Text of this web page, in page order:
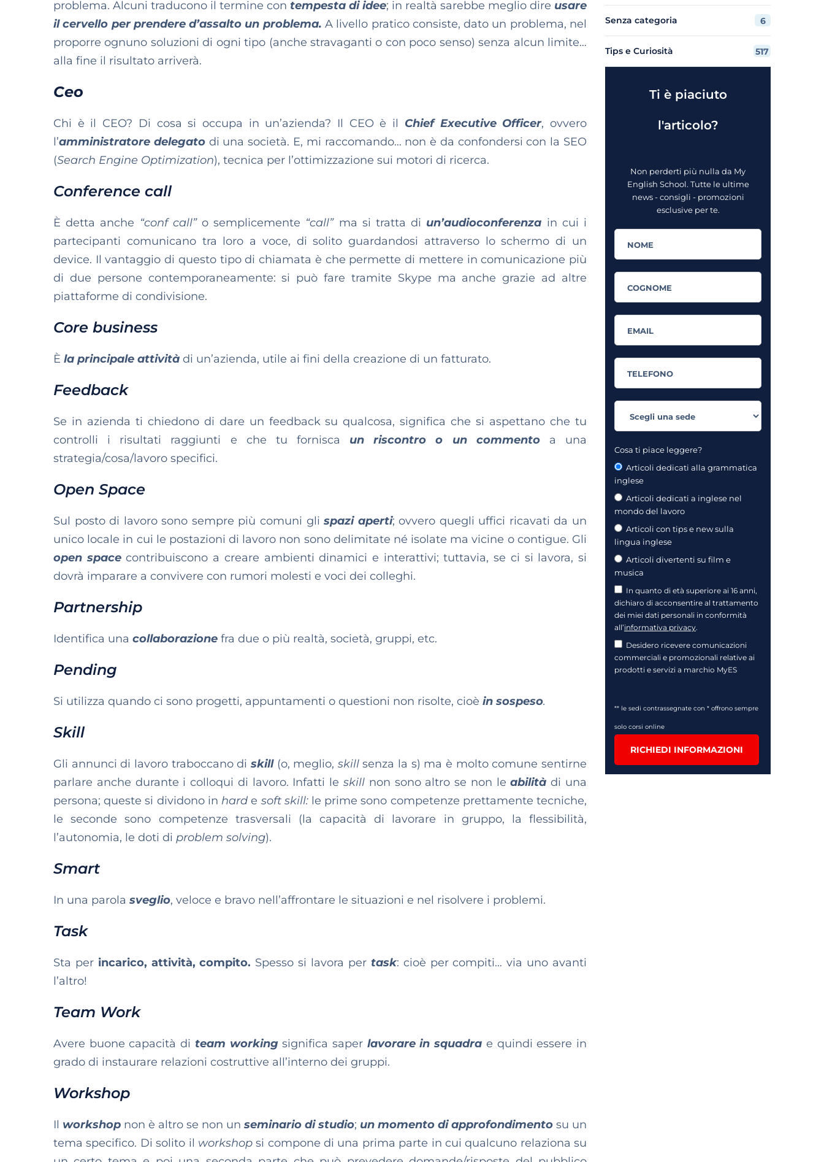
problema. Alcuni traducono il termine con tempesta di idee; in realtà sarebbe meglio dire usare
il cervello per prendere d’assalto un problema. A livello pratico consiste, dato un problema, nel
proporre ognuno soluzioni di ogni tipo (anche stravaganti o con poco senso) senza alcun limite…
alla fine il risultato arriverà.
Ceo
Chi è il CEO? Di cosa si occupa in un’azienda? Il CEO è il Chief Executive Officer, ovvero
l’amministratore delegatodi una società. E, mi raccomando… non è da confondersi con la SEO
(Search Engine Optimization), tecnica per l’ottimizzazione sui motori di ricerca.
Conference call
È detta anche “conf call”o semplicemente “call” ma si tratta di un’audioconferenza in cui i
partecipanti comunicano tra loro a voce, di solito guardandosi attraverso lo schermo di un
device. Il vantaggio di questo tipo di chiamata è che permette di mettere in comunicazione più
di due persone contemporaneamente: si può fare tramite Skype ma anche grazie ad altre
piattaforme di condivisione.
Core business
È la principale attività di un’azienda, utile ai fini della creazione di un fatturato.
Feedback
Se in azienda ti chiedono di dare un feedback su qualcosa, significa che si aspettano che tu
controlli i risultati raggiunti e che tu fornisca un riscontro o un commentoa una
strategia/cosa/lavoro specifici.
Open Space
Sul posto di lavoro sono sempre più comuni glispazi aperti; ovvero quegli uffici ricavati da un
unico locale in cui le postazioni di lavoro non sono delimitate né isolate ma vicine o contigue. Gli
open spacecontribuiscono a creare ambienti dinamici e interattivi; tuttavia, se ci si lavora, si
dovrà imparare a convivere con rumori molesti e voci dei colleghi.
Partnership
Identifica una collaborazione fra due o più realtà, società, gruppi, etc.
Pending
Si utilizza quando ci sono progetti, appuntamenti o questioni non risolte, cioè in sospeso.
Skill
Gli annunci di lavoro traboccano di skill(o, meglio, skillsenza la s) ma è molto comune sentirne
parlare anche durante i colloqui di lavoro. Infatti le skill non sono altro se non leabilità di una
persona; queste si dividono in hard e soft skill:le prime sono competenze prettamente tecniche,
le seconde sono competenze trasversali (la capacità di lavorare in gruppo, la flessibilità,
l’autonomia, le doti di problem solving).
Smart
In una parola sveglio, veloce e bravo nell’affrontare le situazioni e nel risolvere i problemi.
Task
Sta per incarico, attività, compito. Spesso si lavora per task: cioè per compiti… via uno avanti
l’altro!
Team Work
Avere buone capacità di team workingsignifica saper lavorare in squadra e quindi essere in
grado di instaurare relazioni costruttive all’interno dei gruppi.
Workshop
Il workshop non è altro se non un seminario di studio; un momento di approfondimento su un
tema specifico. Di solito il workshopsi compone di una prima parte in cui qualcuno relaziona su
Senza categoria 6
Tips e Curiosità 517
Ti è piaciuto
l'articolo?
Non perderti più nulla da My
English School. Tutte le ultime
news - consigli - promozioni
esclusive per te.
Cosa ti piace leggere?
Articoli dedicati alla grammatica
inglese
Articoli dedicati a inglese nel
mondo del lavoro
Articoli con tips e new sulla
lingua inglese
Articoli divertenti su film e
musica
In quanto di età superiore ai 16 anni,
dichiaro di acconsentire al trattamento
dei miei dati personali in conformità
all’informativa privacy.
Desidero ricevere comunicazioni
commerciali e promozionali relative ai
prodotti e servizi a marchio MyES
** le sedi contrassegnate con * offrono sempre
solo corsi online
RICHIEDI INFORMAZIONI